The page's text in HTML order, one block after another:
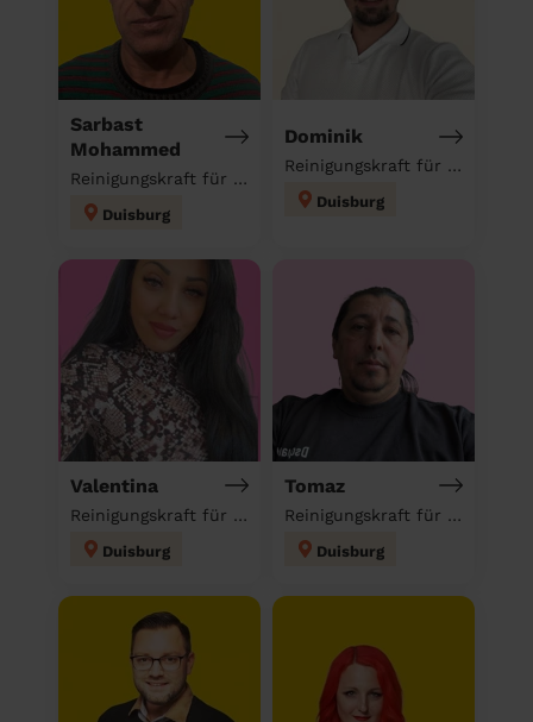
Sarbast
Mohammed
Reinigungskraft für deinen Haushalt
Duisburg
Dominik
Reinigungskraft für deinen Haushalt
Duisburg
Valentina
Reinigungskraft für deinen Haushalt
Duisburg
Tomaz
Reinigungskraft für deinen Haushalt
Duisburg